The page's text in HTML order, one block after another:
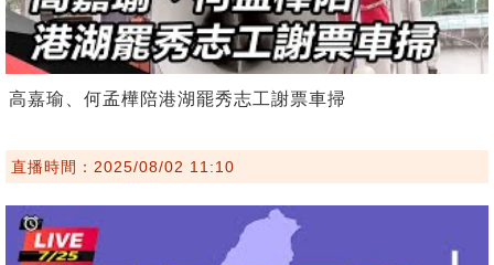
高嘉瑜、何孟樺陪港湖罷秀志工謝票車掃
直播時間：2025/08/02 11:10